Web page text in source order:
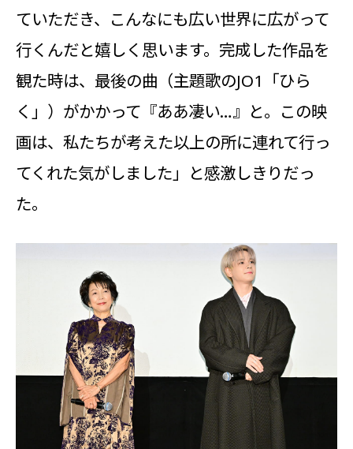
ていただき、こんなにも広い世界に広がって
行くんだと嬉しく思います。完成した作品を
観た時は、最後の曲（主題歌のJO1「ひら
く」）がかかって『ああ凄い…』と。この映
画は、私たちが考えた以上の所に連れて行っ
てくれた気がしました」と感激しきりだっ
た。